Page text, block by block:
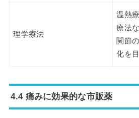
理学療法
温熱
療法
関節
化を
4.4 痛みに効果的な市販薬